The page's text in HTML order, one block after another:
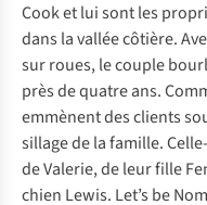
Cook et lui sont les
dans la vallée côtière.
sur roues, le couple
près de quatre ans.
emmènent des clients
sillage de la famille.
de Valerie, de leur fille
chien Lewis. Let’s be